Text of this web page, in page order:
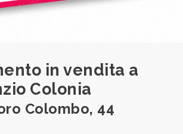
in vendita a
Colonia
Colombo, 44